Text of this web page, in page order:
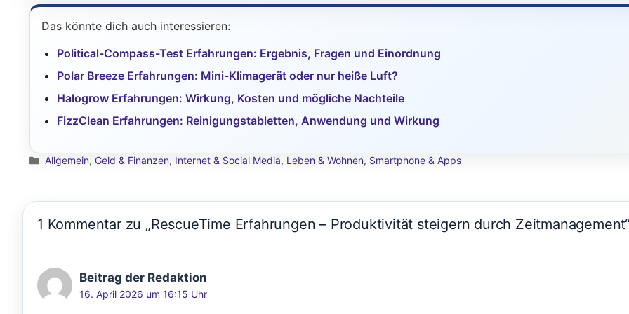
Das könnte dich auch interessieren:
Political-Compass-Test Erfahrungen: Ergebnis, Fragen und Einordnung
Polar Breeze Erfahrungen: Mini-Klimagerät oder nur heiße Luft?
Halogrow Erfahrungen: Wirkung, Kosten und mögliche Nachteile
FizzClean Erfahrungen: Reinigungstabletten, Anwendung und Wirkung
Kategorien
Allgemein,Geld & Finanzen, Internet & Social Media, Leben & Wohnen, Smartphone & Apps
1 Kommentar zu „RescueTime Erfahrungen – Produktivität steigern durch
Beitrag der Redaktion
16. April 2026 um 16:15 Uhr